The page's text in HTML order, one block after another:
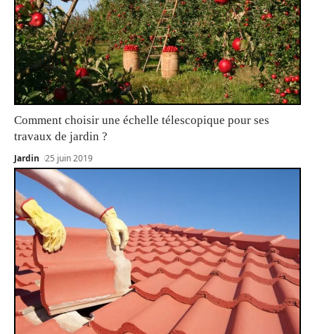
Comment choisir une échelle télescopique pour ses
travaux de jardin ?
Jardin 25 juin 2019